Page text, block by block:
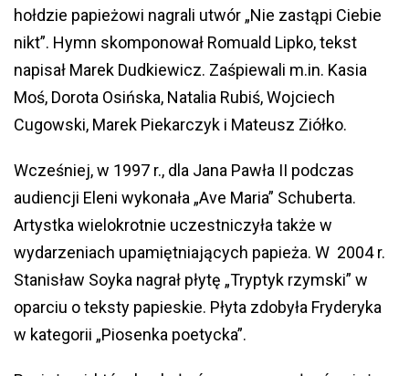
hołdzie papieżowi nagrali utwór „Nie zastąpi Ciebie
nikt”. Hymn skomponował Romuald Lipko, tekst
napisał Marek Dudkiewicz. Zaśpiewali m.in. Kasia
Moś, Dorota Osińska, Natalia Rubiś, Wojciech
Cugowski, Marek Piekarczyk i Mateusz Ziółko.
Wcześniej, w 1997 r., dla Jana Pawła II podczas
audiencji Eleni wykonała „Ave Maria” Schuberta.
Artystka wielokrotnie uczestniczyła także w
wydarzeniach upamiętniających papieża. W 2004 r.
Stanisław Soyka nagrał płytę „Tryptyk rzymski” w
oparciu o teksty papieskie. Płyta zdobyła Fryderyka
w kategorii „Piosenka poetycka”.